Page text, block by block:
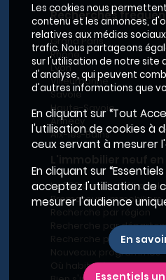
Recherches
Grand Paris
Rhône
Lyon
Villeurbanne
Savoie
Haute-Savoie
Annecy
Aix-les-Bains
Le BRS dans la
Promoteurs immobiliers
Recherche par
Recherche par ville
Nouveaux programmes
Où habiter à Marseille ?
Les cookies nous
contenu et les annonces,
relatives aux médias
trafic. Nous partageons
sur l'utilisation de notre site
d'analyse, qui peuvent
d'autres informations que
En cliquant sur “Tout
l'utilisation de cookies à
ceux servant à mesurer
En cliquant sur
acceptez l'utilisation de
mesurer l'audience
En
Essentiels